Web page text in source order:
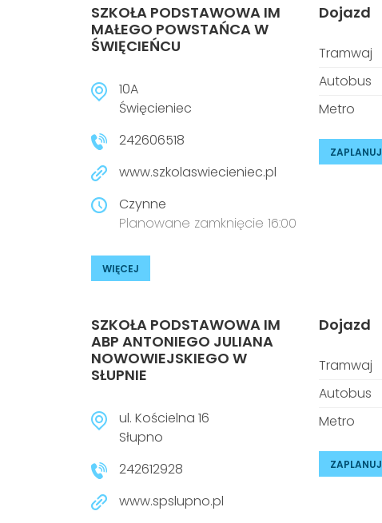
SZKOŁA PODSTAWOWA IM
MAŁEGO POWSTAŃCA W
ŚWIĘCIEŃCU
10A
Święcieniec
242606518
www.szkolaswiecieniec.pl
Czynne
Planowane zamknięcie 16:00
WIĘCEJ
Dojazd
Tramwaj
Autobus
Metro
ZAPLANUJ
SZKOŁA PODSTAWOWA IM
ABP ANTONIEGO JULIANA
NOWOWIEJSKIEGO W
SŁUPNIE
ul. Kościelna 16
Słupno
242612928
www.spslupno.pl
Dojazd
Tramwaj
Autobus
Metro
ZAPLANUJ